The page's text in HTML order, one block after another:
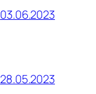
03.06.2023
28.05.2023